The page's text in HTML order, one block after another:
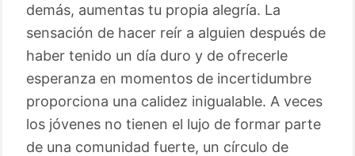
demás, aumentas tu propia alegría. La
sensación de hacer reír a alguien después de
haber tenido un día duro y de ofrecerle
esperanza en momentos de incertidumbre
proporciona una calidez inigualable. A veces
los jóvenes no tienen el lujo de formar parte
de una comunidad fuerte, un círculo de